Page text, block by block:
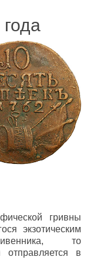
гривны
экзотическим
то
в